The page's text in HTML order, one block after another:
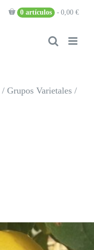
0 artículos 0,00 €
/ Grupos Varietales /